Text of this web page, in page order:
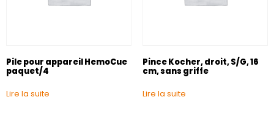
Pile pour appareil HemoCue
paquet/4
Lire la suite
Pince Kocher, droit, S/G, 16
cm, sans griffe
Lire la suite